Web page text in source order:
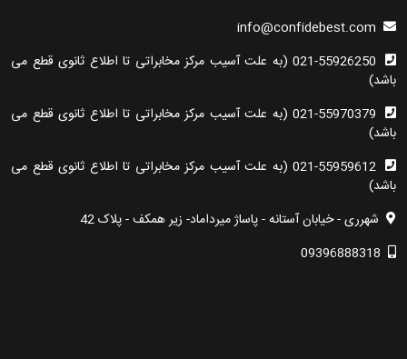
021-55926250 (به علت آسیب مرکز مخابراتی تا اطلاع ثانوی قطع می
باشد)
021-55970379 (به علت آسیب مرکز مخابراتی تا اطلاع ثانوی قطع می
باشد)
021-55959612 (به علت آسیب مرکز مخابراتی تا اطلاع ثانوی قطع می
باشد)
شهرری - خیابان آستانه - پاساژ میرداماد- زیر همکف - پلاک 42